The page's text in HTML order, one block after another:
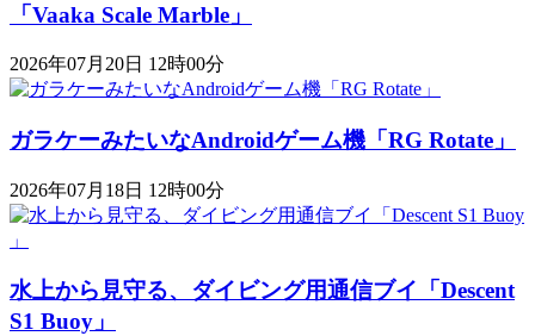
「Vaaka Scale Marble」
2026年07月20日 12時00分
ガラケーみたいなAndroidゲーム機「RG Rotate」
2026年07月18日 12時00分
水上から見守る、ダイビング用通信ブイ「Descent
S1 Buoy​​」